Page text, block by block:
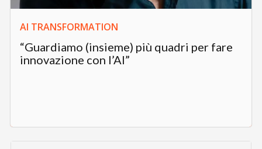
AI TRANSFORMATION
“Guardiamo (insieme) più quadri per fare
innovazione con l’AI”